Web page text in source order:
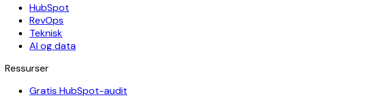
HubSpot
RevOps
Teknisk
AI og data
Ressurser
Gratis HubSpot-audit